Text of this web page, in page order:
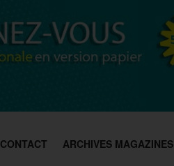
CONTACT ARCHIVES MAGAZINES